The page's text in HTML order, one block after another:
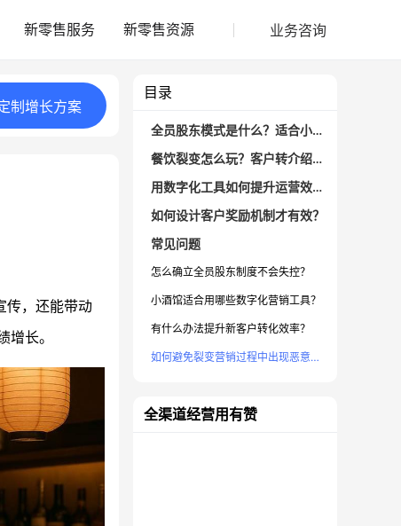
新零售服务 新零售资源 业务咨询
制 增长方案
传，还能带动
长。
目录
全员股东模式是什么？适合小酒馆吗
餐饮裂变怎么玩？客户转介绍带动营业额增长
用数字化工具如何提升运营效率？
如何设计客户奖励机制才有效？
常见问题
怎么确立全员股东制度不会失控？
小酒馆适合用哪些数字化营销工具？
有什么办法提升新客户转化效率？
如何避免裂变营销过程中出现恶意刷单？
全渠道经营用有赞